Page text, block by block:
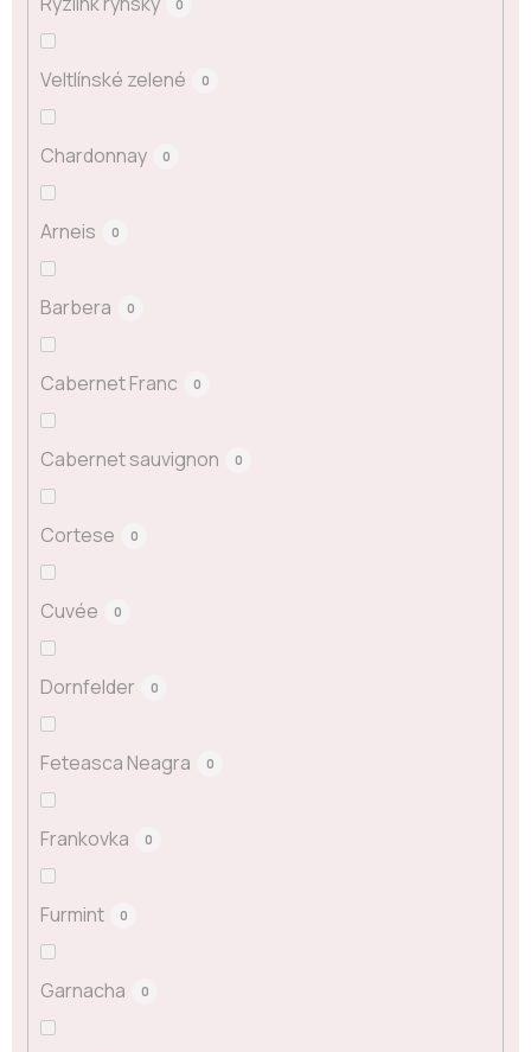
0
Veltlínské zelené 0
Chardonnay 0
Arneis 0
Barbera 0
Cabernet Franc 0
Cabernet sauvignon 0
Cortese 0
Cuvée 0
Dornfelder 0
Feteasca Neagra 0
Frankovka 0
Furmint 0
Garnacha 0